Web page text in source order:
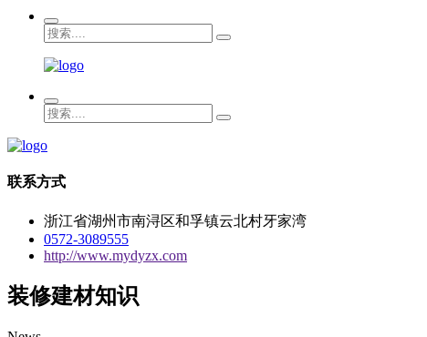
联系方式
浙江省湖州市南浔区和孚镇云北村牙家湾
0572-3089555
http://www.mydyzx.com
装修建材知识